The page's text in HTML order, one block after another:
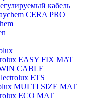
кабель
CERA PRO
EASY FIX MAT
CABLE
ETS
MULTI SIZE MAT
ECO MAT